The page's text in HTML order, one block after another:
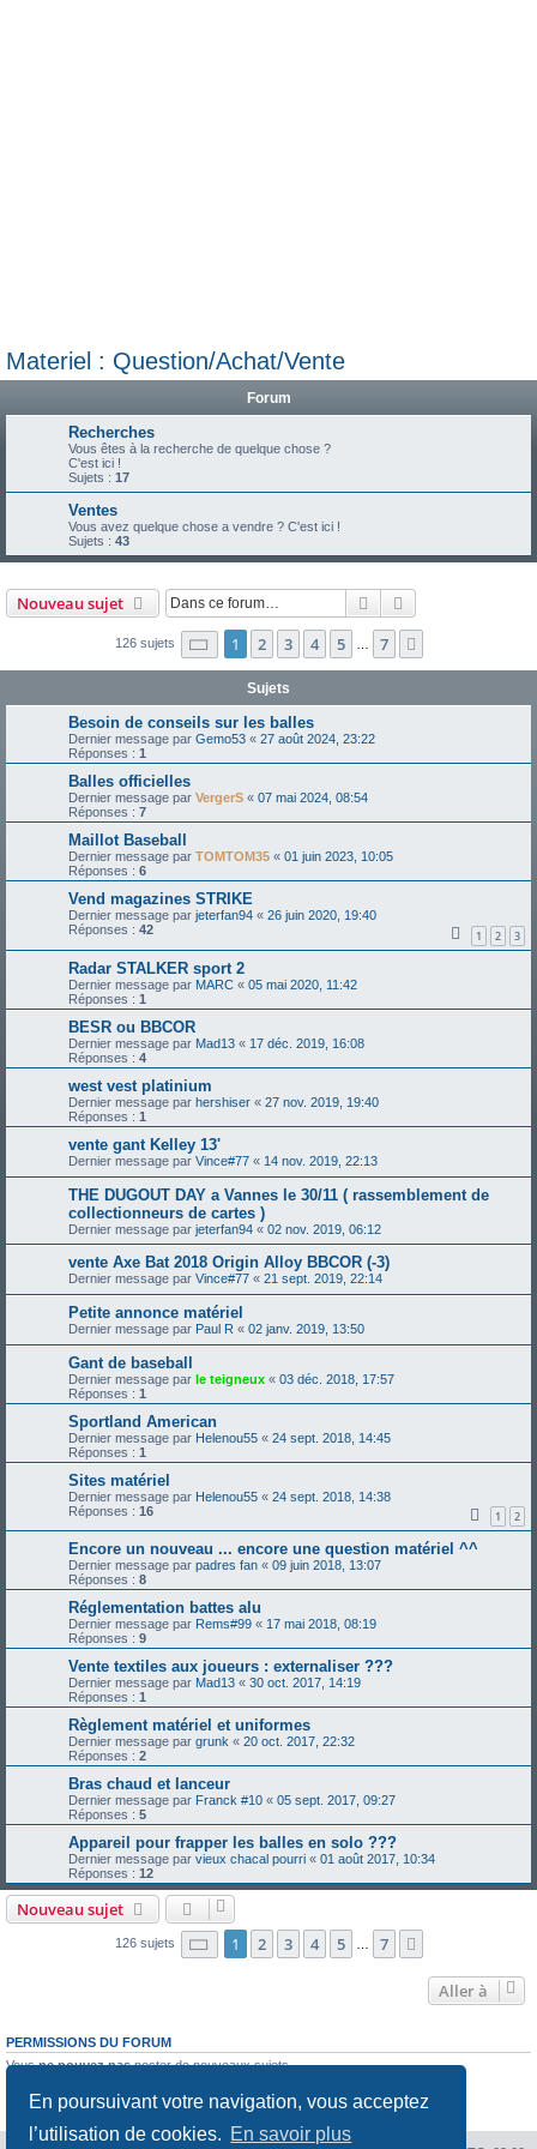
En poursuivant votre navigation, vous acceptez
l’utilisation de cookies. En savoir plus
Materiel : Question/Achat/Vente
Forum
Recherches
Vous êtes à la recherche de quelque chose ?
C'est ici !
Sujets : 17
Ventes
Vous avez quelque chose a vendre ? C'est ici !
Sujets : 43
Nouveau sujet Rechercher
126 sujets Page 1sur7
1 2 3 4 5 7
Sujets
Besoin de conseils sur les balles
Dernier message par Gemo53 « 27 août 2024, 23:22
Réponses : 1
Balles officielles
Dernier message par VergerS « 07 mai 2024, 08:54
Réponses : 7
Maillot Baseball
Dernier message par TOMTOM35 « 01 juin 2023, 10:05
Réponses : 6
Vend magazines STRIKE
Dernier message par jeterfan94 « 26 juin 2020, 19:40
Réponses : 42 1 2 3
Radar STALKER sport 2
Dernier message par MARC « 05 mai 2020, 11:42
Réponses : 1
BESR ou BBCOR
Dernier message par Mad13 « 17 déc. 2019, 16:08
Réponses : 4
west vest platinium
Dernier message par hershiser « 27 nov. 2019, 19:40
Réponses : 1
vente gant Kelley 13'
Dernier message par Vince#77 « 14 nov. 2019, 22:13
THE DUGOUT DAY a Vannes le 30/11 ( rassemblement de
collectionneurs de cartes )
Dernier message par jeterfan94 « 02 nov. 2019, 06:12
vente Axe Bat 2018 Origin Alloy BBCOR (-3)
Dernier message par Vince#77 « 21 sept. 2019, 22:14
Petite annonce matériel
Dernier message par Paul R « 02 janv. 2019, 13:50
Gant de baseball
Dernier message par le teigneux « 03 déc. 2018, 17:57
Réponses : 1
Sportland American
Dernier message par Helenou55 « 24 sept. 2018, 14:45
Réponses : 1
Sites matériel
Dernier message par Helenou55 « 24 sept. 2018, 14:38
Réponses : 16 1 2
Encore un nouveau ... encore une question matériel ^^
Dernier message par padres fan « 09 juin 2018, 13:07
Réponses : 8
Réglementation battes alu
Dernier message par Rems#99 « 17 mai 2018, 08:19
Réponses : 9
Vente textiles aux joueurs : externaliser ???
Dernier message par Mad13 « 30 oct. 2017, 14:19
Réponses : 1
Règlement matériel et uniformes
Dernier message par grunk « 20 oct. 2017, 22:32
Réponses : 2
Bras chaud et lanceur
Dernier message par Franck #10 « 05 sept. 2017, 09:27
Réponses : 5
Appareil pour frapper les balles en solo ???
Dernier message par vieux chacal pourri « 01 août 2017, 10:34
Réponses : 12
Nouveau sujet
126 sujets Page 1sur7
1 2 3 4 5 7
Aller à
PERMISSIONS DU FORUM
Vousne pouvez pasposter de nouveaux sujets
Vousne pouvez pasmodifier vos messages
ne pouvez pas supprimer vos messages